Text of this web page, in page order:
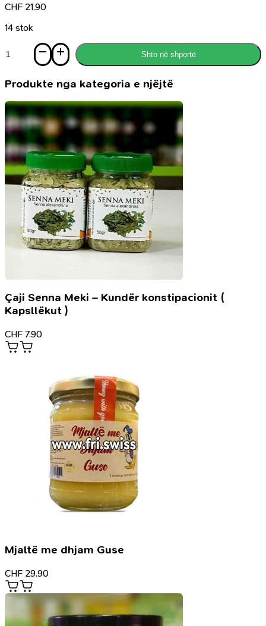
CHF 21.90
14 stok
Begatia
fjalës
mirë
Shto në shportë
Produkte nga kategoria e njëjtë
Çaji Senna Meki – Kundër konstipacionit (
Kapsllëkut )
CHF 7.90
Mjaltë me dhjam Guse
CHF 29.90